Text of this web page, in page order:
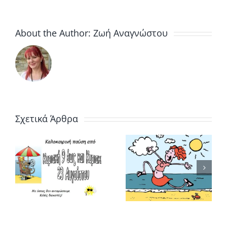
About the Author: Ζωή Αναγνώστου
Σχετικά ΆρθραΠάμε για
αλλαγές
ωραρίου
λειτουργίας
και
φρούτα για
μαρμελάδα